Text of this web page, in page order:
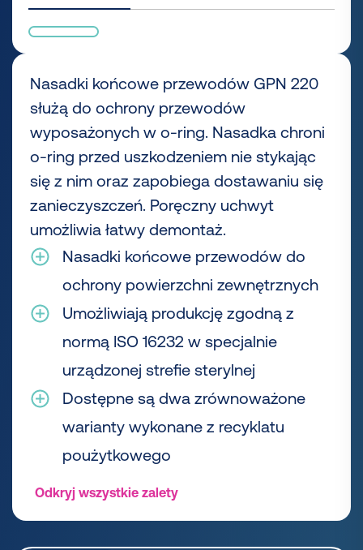
Nasadki końcowe przewodów GPN 220
służą do ochrony przewodów
wyposażonych w o-ring. Nasadka chroni
o-ring przed uszkodzeniem nie stykając
się z nim oraz zapobiega dostawaniu się
zanieczyszczeń. Poręczny uchwyt
umożliwia łatwy demontaż.
Nasadki końcowe przewodów do
ochrony powierzchni zewnętrznych
Umożliwiają produkcję zgodną z
normą ISO 16232 w specjalnie
urządzonej strefie sterylnej
Dostępne są dwa zrównoważone
warianty wykonane z recyklatu
poużytkowego
Odkryj wszystkie zalety